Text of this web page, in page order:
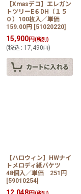
【Xmasデコ】エレガン
トツリーE６DH（１５
０）100枚入／単価
159.00円 [51020220]
15,900円(税別)
(税込 : 17,490円)
【ハロウィン】HWナイ
トメロディ紙バケツ
48個入／単価 251円
[59010254]